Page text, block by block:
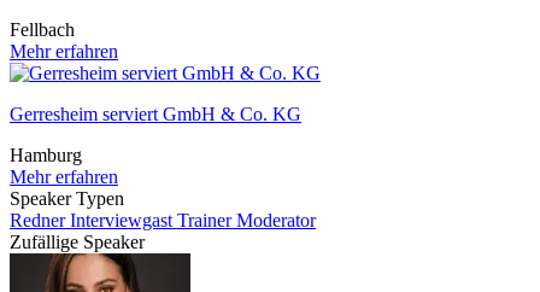
Fellbach
Mehr erfahren
Gerresheim serviert GmbH & Co. KG
Hamburg
Mehr erfahren
Speaker Typen
RednerInterviewgast TrainerModerator
Zufällige Speaker